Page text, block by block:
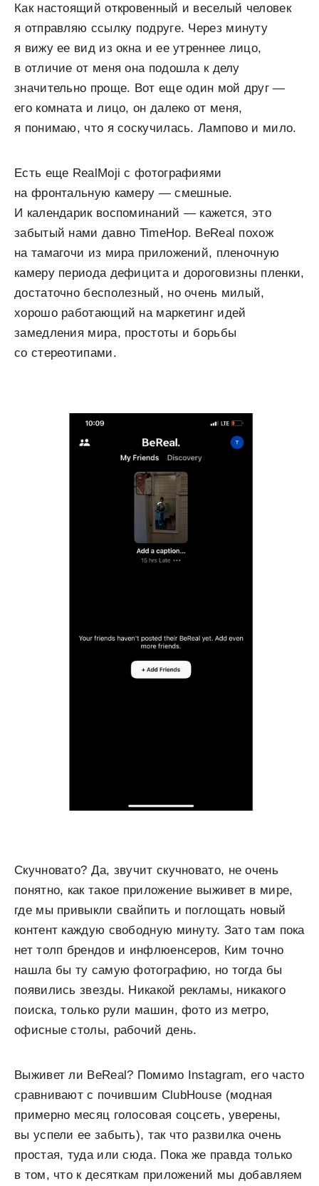
Как настоящий откровенный и веселый человек
я отправляю ссылку подруге. Через минуту
я вижу ее вид из окна и ее утреннее лицо,
в отличие от меня она подошла к делу
значительно проще. Вот еще один мой друг —
его комната и лицо, он далеко от меня,
я понимаю, что я соскучилась. Лампово и мило.
Есть еще RealMoji с фотографиями
на фронтальную камеру — смешные.
И календарик воспоминаний — кажется, это
забытый нами давно TimeHop. BeReal похож
на тамагочи из мира приложений, пленочную
камеру периода дефицита и дороговизны пленки,
достаточно бесполезный, но очень милый,
хорошо работающий на маркетинг идей
замедления мира, простоты и борьбы
со стереотипами.
Скучновато? Да, звучит скучновато, не очень
понятно, как такое приложение выживет в мире,
где мы привыкли свайпить и поглощать новый
контент каждую свободную минуту. Зато там пока
нет толп брендов и инфлюенсеров, Ким точно
нашла бы ту самую фотографию, но тогда бы
появились звезды. Никакой рекламы, никакого
поиска, только рули машин, фото из метро,
офисные столы, рабочий день.
Выживет ли BeReal? Помимо Instagram, его часто
сравнивают с почившим ClubHouse (модная
примерно месяц голосовая соцсеть, уверены,
вы успели ее забыть), так что развилка очень
простая, туда или сюда. Пока же правда только
в том, что к десяткам приложений мы добавляем